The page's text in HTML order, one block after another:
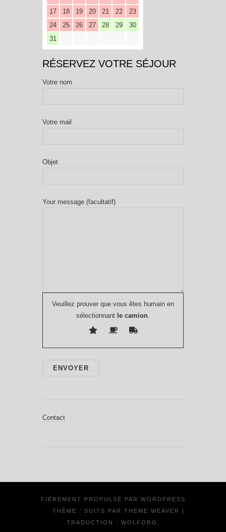
17
18 19 20 21 22
23
24
25 26 27 28 29
30
31
RÉSERVEZ VOTRE SÉJOUR
Votre nom
Votre mail
Objet
Your message (facultatif)
Veuillez prouver que vous êtes humain en
sélectionnant le camion.
Contact
FIÈREMENT PROPULSÉ PAR WORDPRESS
·
THÈME : SUITS PAR THEME WEAVER
|
TRADUCTION : WOLFORG